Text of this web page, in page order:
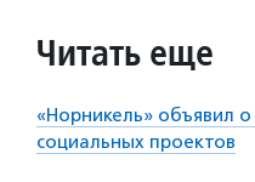
Читать еще
«Норникель» объявил о
социальных проектов